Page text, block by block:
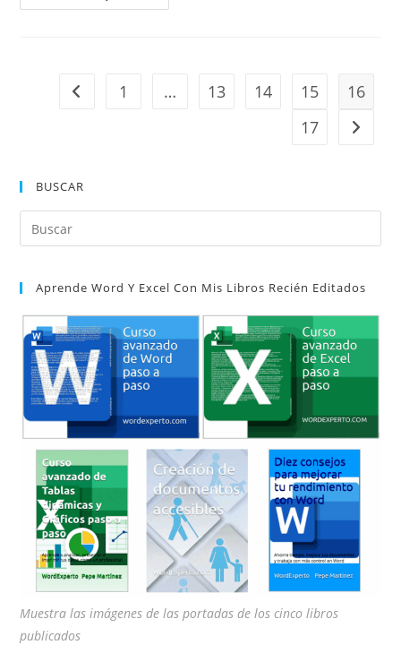
Un
Numbering
Ir a la página anterior
1 … 13 14 15
16
17
Ir a la
BUSCAR
Aprende Word Y Excel Con Mis Libros Recién Editados
Muestra las imágenes de las portadas de los cinco libros
publicados